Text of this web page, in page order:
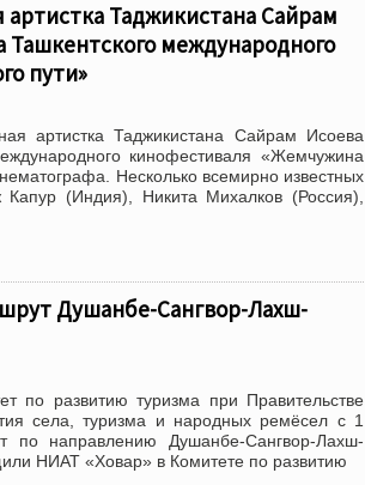
Таджикистана Сайрам
Ташкентского международного
пути»
артистка Таджикистана Сайрам Исоева
кинофестиваля «Жемчужина
Несколько всемирно известных
(Индия), Никита Михалков (Россия),
Душанбе-Сангвор-Лахш-
развитию туризма при Правительстве
села, туризма и народных ремёсел с 1
по направлению Душанбе-Сангвор-Лахш-
НИАТ «Ховар» в Комитете по развитию